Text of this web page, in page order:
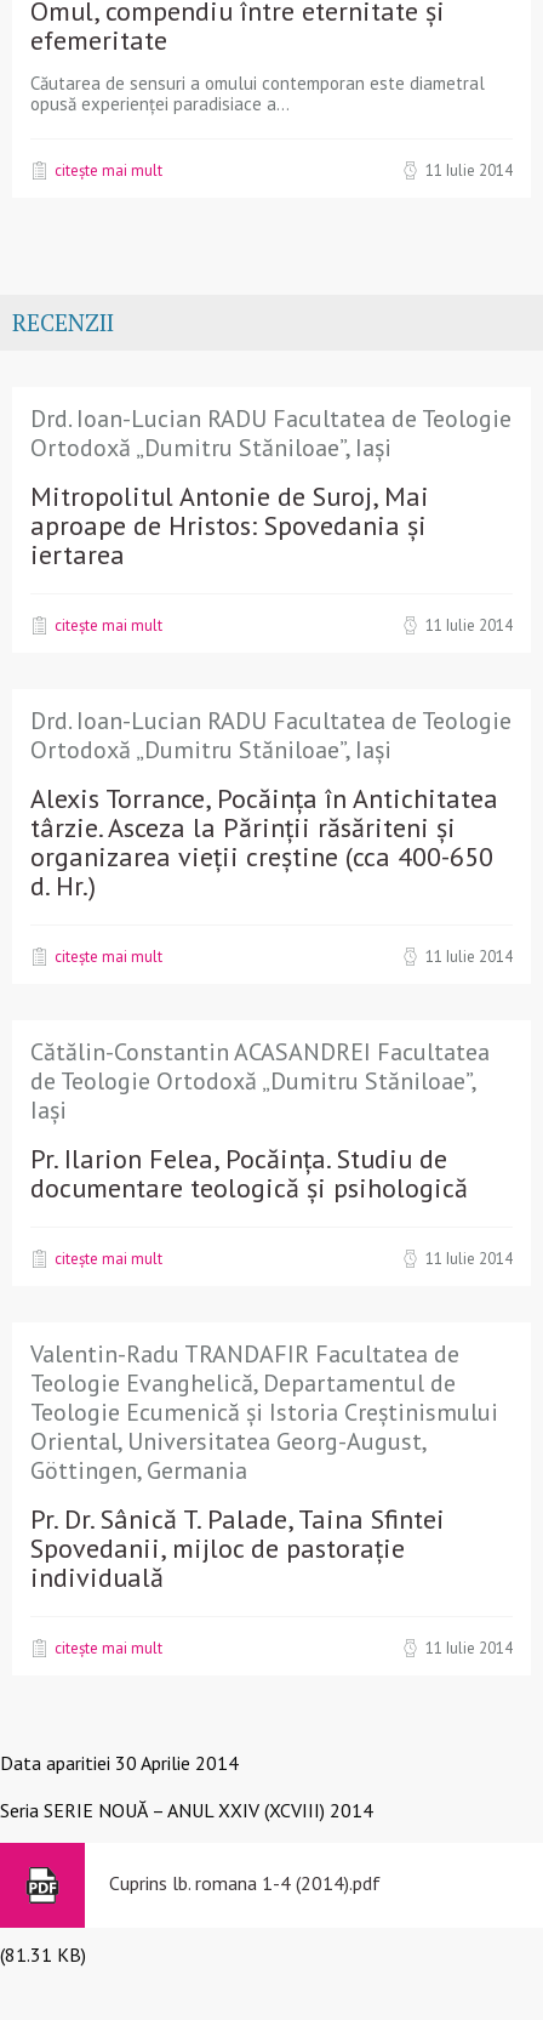
Omul, compendiu între eternitate și
efemeritate
Căutarea de sensuri a omului contemporan este diametral
opusă experienței paradisiace a...
citește mai mult 11 Iulie 2014
RECENZII
Drd. Ioan-Lucian RADU Facultatea de Teologie
Ortodoxă „Dumitru Stăniloae”, Iași
Mitropolitul Antonie de Suroj, Mai
aproape de Hristos: Spovedania și
iertarea
citește mai mult 11 Iulie 2014
Drd. Ioan-Lucian RADU Facultatea de Teologie
Ortodoxă „Dumitru Stăniloae”, Iași
Alexis Torrance, Pocăința în Antichitatea
târzie. Asceza la Părinții răsăriteni și
organizarea vieții creștine (cca 400-650
d. Hr.)
citește mai mult 11 Iulie 2014
Cătălin-Constantin ACASANDREI Facultatea
de Teologie Ortodoxă „Dumitru Stăniloae”,
Iași
Pr. Ilarion Felea, Pocăința. Studiu de
documentare teologică și psihologică
citește mai mult 11 Iulie 2014
Valentin-Radu TRANDAFIR Facultatea de
Teologie Evanghelică, Departamentul de
Teologie Ecumenică și Istoria Creștinismului
Oriental, Universitatea Georg-August,
Göttingen, Germania
Pr. Dr. Sânică T. Palade, Taina Sfintei
Spovedanii, mijloc de pastorație
individuală
citește mai mult 11 Iulie 2014
Data aparitiei 30 Aprilie 2014
Seria SERIE NOUĂ – ANUL XXIV (XCVIII) 2014
Cuprins lb. romana 1-4 (2014).pdf
(81.31 KB)